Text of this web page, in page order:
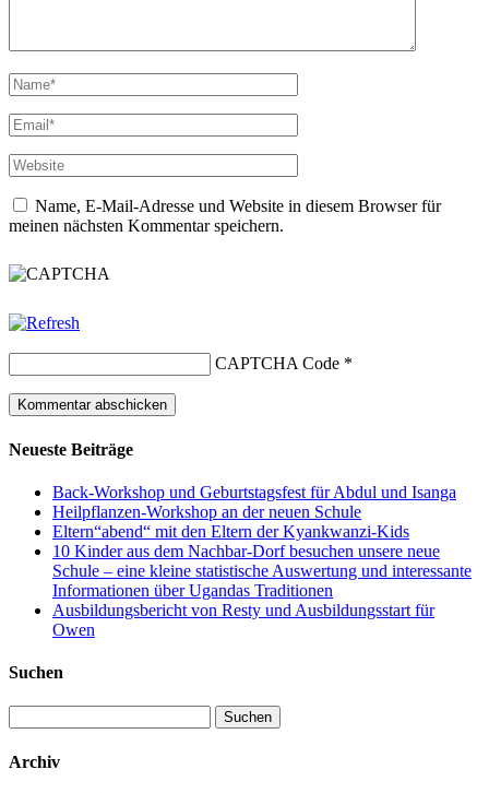
Name, E-Mail-Adresse und Website in diesem Browser für
meinen nächsten Kommentar speichern.
CAPTCHA Code *
Neueste Beiträge
Back-Workshop und Geburtstagsfest für Abdul und Isanga
Heilpflanzen-Workshop an der neuen Schule
Eltern“abend“ mit den Eltern der Kyankwanzi-Kids
10 Kinder aus dem Nachbar-Dorf besuchen unsere neue
Schule – eine kleine statistische Auswertung und interessante
Informationen über Ugandas Traditionen
Ausbildungsbericht von Resty und Ausbildungsstart für
Owen
Suchen
nach:
Archiv